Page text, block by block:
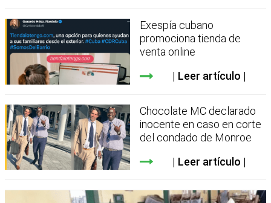
Exespía cubano
promociona tienda de
venta online
Leer artículo
Chocolate MC declarado
inocente en caso en corte
del condado de Monroe
Leer artículo